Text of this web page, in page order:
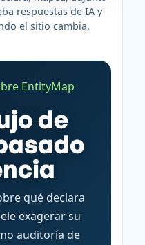
respuestas de IA y
el sitio cambia.
EntityMap
de
qué declara
exagerar su
auditoría de